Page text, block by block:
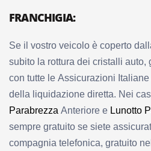
FRANCHIGIA:
Se il vostro veicolo è coperto
subito la rottura dei cristalli auto,
con tutte le Assicurazioni
della liquidazione diretta. Nei
Parabrezza Anteriore e Lunotto
sempre gratuito se siete
compagnia telefonica, gratuito